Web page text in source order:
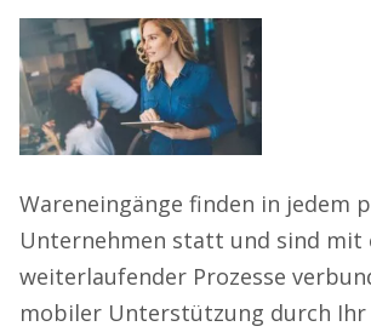
Wareneingänge finden in jedem
Unternehmen statt und sind mit
weiterlaufender Prozesse
mobiler Unterstützung durch Ihr